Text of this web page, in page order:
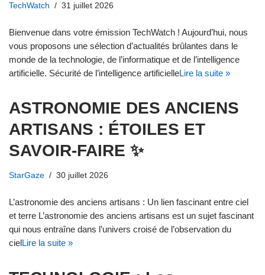
TechWatch 31 juillet 2026
Bienvenue dans votre émission TechWatch ! Aujourd’hui, nous
vous proposons une sélection d’actualités brûlantes dans le
monde de la technologie, de l’informatique et de l’intelligence
artificielle. Sécurité de l’intelligence artificielleLire la suite »
ASTRONOMIE DES ANCIENS
ARTISANS : ÉTOILES ET
SAVOIR-FAIRE ✨
StarGaze 30 juillet 2026
L’astronomie des anciens artisans : Un lien fascinant entre ciel
et terre L’astronomie des anciens artisans est un sujet fascinant
qui nous entraîne dans l’univers croisé de l’observation du
cielLire la suite »